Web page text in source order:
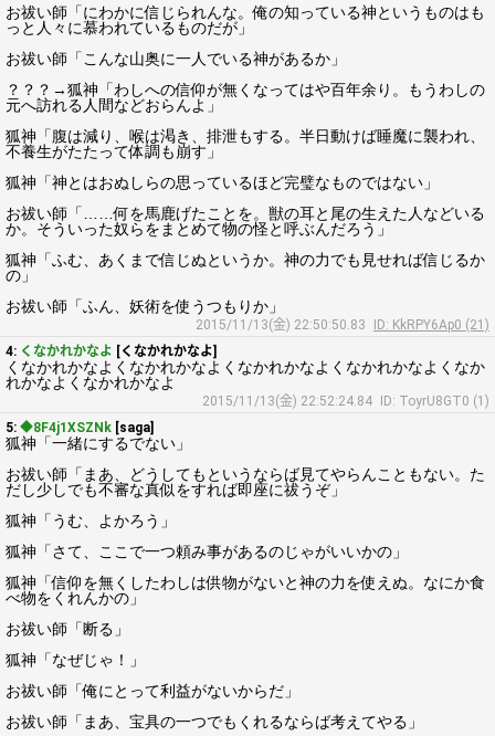
お祓い師「にわかに信じられんな。俺の知っている神というものはも
っと人々に慕われているものだが」
お祓い師「こんな山奥に一人でいる神があるか」
？？？→狐神「わしへの信仰が無くなってはや百年余り。もうわしの
元へ訪れる人間などおらんよ」
狐神「腹は減り、喉は渇き、排泄もする。半日動けば睡魔に襲われ、
不養生がたたって体調も崩す」
狐神「神とはおぬしらの思っているほど完璧なものではない」
お祓い師「……何を馬鹿げたことを。獣の耳と尾の生えた人などいる
か。そういった奴らをまとめて物の怪と呼ぶんだろう」
狐神「ふむ、あくまで信じぬというか。神の力でも見せれば信じるか
の」
お祓い師「ふん、妖術を使うつもりか」
2015/11/13(金) 22:50:50.83
ID: KkRPY6Ap0 (21)
4: くなかれかなよ [くなかれかなよ]
くなかれかなよくなかれかなよくなかれかなよくなかれかなよくなか
れかなよくなかれかなよ
2015/11/13(金) 22:52:24.84
ID: ToyrU8GT0 (1)
5: ◆8F4j1XSZNk [saga]
狐神「一緒にするでない」
お祓い師「まあ、どうしてもというならば見てやらんこともない。た
だし少しでも不審な真似をすれば即座に祓うぞ」
狐神「うむ、よかろう」
狐神「さて、ここで一つ頼み事があるのじゃがいいかの」
狐神「信仰を無くしたわしは供物がないと神の力を使えぬ。なにか食
べ物をくれんかの」
お祓い師「断る」
狐神「なぜじゃ！」
お祓い師「俺にとって利益がないからだ」
お祓い師「まあ、宝具の一つでもくれるならば考えてやる」